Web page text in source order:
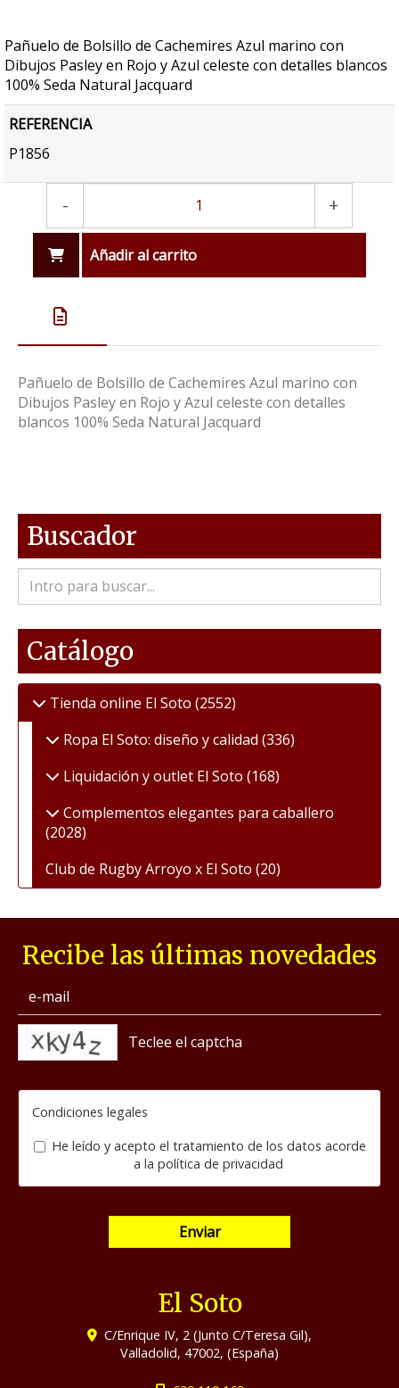
Pañuelo de Bolsillo de Cachemires Azul marino con
Dibujos Pasley en Rojo y Azul celeste con detalles blancos
100% Seda Natural Jacquard
REFERENCIA
P1856
- +
Añadir al carrito
Pañuelo de Bolsillo de Cachemires Azul marino con
Dibujos Pasley en Rojo y Azul celeste con detalles
blancos 100% Seda Natural Jacquard
Buscador
Catálogo
Tienda online El Soto (2552)
Ropa El Soto: diseño y calidad (336)
Liquidación y outlet El Soto (168)
Complementos elegantes para caballero
(2028)
Club de Rugby Arroyo x El Soto (20)
Recibe las últimas novedades
Condiciones legales
He leído y acepto el tratamiento de los datos acorde
a la política de privacidad
Enviar
El Soto
C/Enrique IV, 2 (Junto C/Teresa Gil),
Valladolid, 47002, (España)